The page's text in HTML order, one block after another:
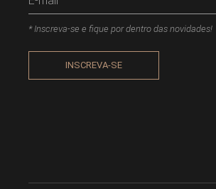
* Inscreva-se e fique por dentro das novidades!
INSCREVA-SE